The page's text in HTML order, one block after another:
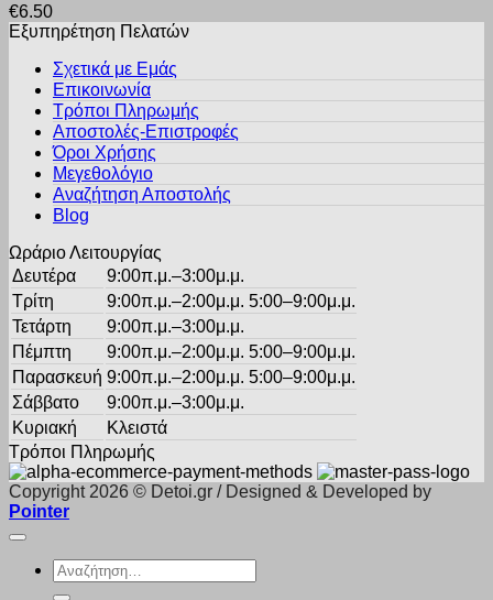
επιλεγούν
στη
σελίδα
προϊόντος
έχει
πολλαπλές
επιλογές
μπορούν
επιλεγούν
σελίδα
€6.50
Εξυπηρέτηση Πελατών
Σχετικά με Εμάς
Επικοινωνία
Τρόποι Πληρωμής
Αποστολές-Επιστροφές
Όροι Χρήσης
Μεγεθολόγιο
Αναζήτηση Αποστολής
Blog
Ωράριο Λειτουργίας
Δευτέρα
9:00π.μ.–3:00μ.μ.
Τρίτη
9:00π.μ.–2:00μ.μ. 5:00–9:00μ.μ.
Τετάρτη
9:00π.μ.–3:00μ.μ.
Πέμπτη
9:00π.μ.–2:00μ.μ. 5:00–9:00μ.μ.
Παρασκευή 9:00π.μ.–2:00μ.μ. 5:00–9:00μ.μ.
Σάββατο
9:00π.μ.–3:00μ.μ.
Κυριακή
Κλειστά
Τρόποι Πληρωμής
Copyright 2026 © Detoi.gr / Designed & Developed by
Pointer
Αναζήτηση
για: